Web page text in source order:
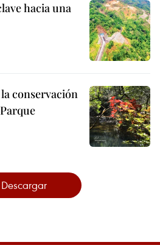
hacia una
conservación
Descargar